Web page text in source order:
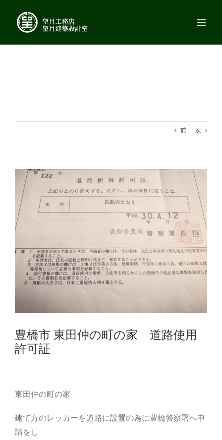
content
前 次
View
Larger
Image
豊橋市 東田仲の町の家 道路使用
許可証
東田仲の町の家
建て方のレッカーを道路に設置の為に豊橋警察署へ申
請をし